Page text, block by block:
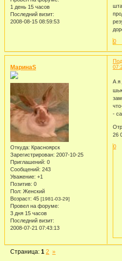
1 день 15 часов
Последний визит:
2008-08-15 08:59:53
0
МаринаS
Откуда: Красноярск
Зарегистрирован: 2007-10-25
Приглашений: 0
Сообщений: 243
Уважение: +1
Позитив: 0
Пол: Женский
Возраст: 45 [1981-03-29]
Провел на форуме:
3 дня 15 часов
Последний визит:
2008-07-21 07:43:13
А я
-
26
0
Страница:1 2 »